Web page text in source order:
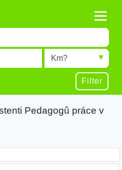
results.
results.
Radius
Filter
Pedagogů práce v